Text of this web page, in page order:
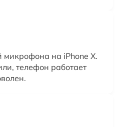
микрофона на iPhone X.
телефон работает